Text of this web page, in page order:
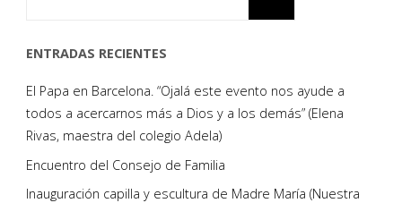
ENTRADAS RECIENTES
El Papa en Barcelona. “Ojalá este evento nos ayude a
todos a acercarnos más a Dios y a los demás” (Elena
Rivas, maestra del colegio Adela)
Encuentro del Consejo de Familia
Inauguración capilla y escultura de Madre María (Nuestra